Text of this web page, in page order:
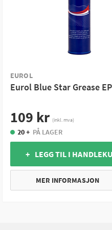
EUROL
Eurol Blue Star Grease
109 kr (inkl. mva)
20 + PÅ LAGER
+ LEGG TIL I
MER INFORMASJON